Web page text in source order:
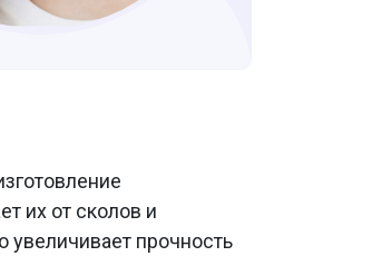
их от сколов и
увеличивает прочность